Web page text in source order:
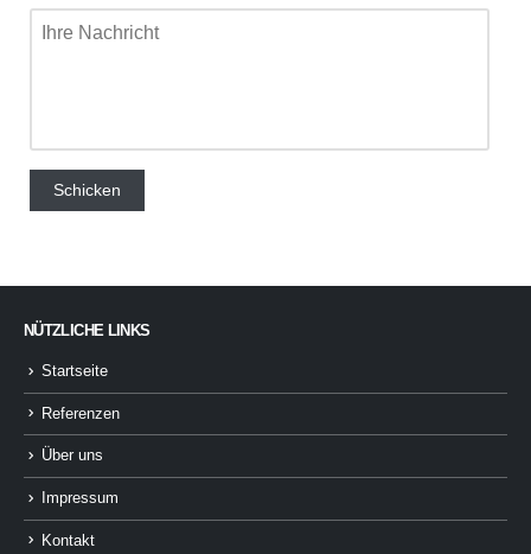
NÜTZLICHE LINKS
Startseite
Referenzen
Über uns
Impressum
Kontakt